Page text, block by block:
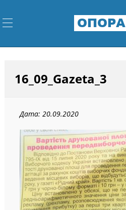
ОПОРА
16_09_Gazeta_3
Дата: 20.09.2020